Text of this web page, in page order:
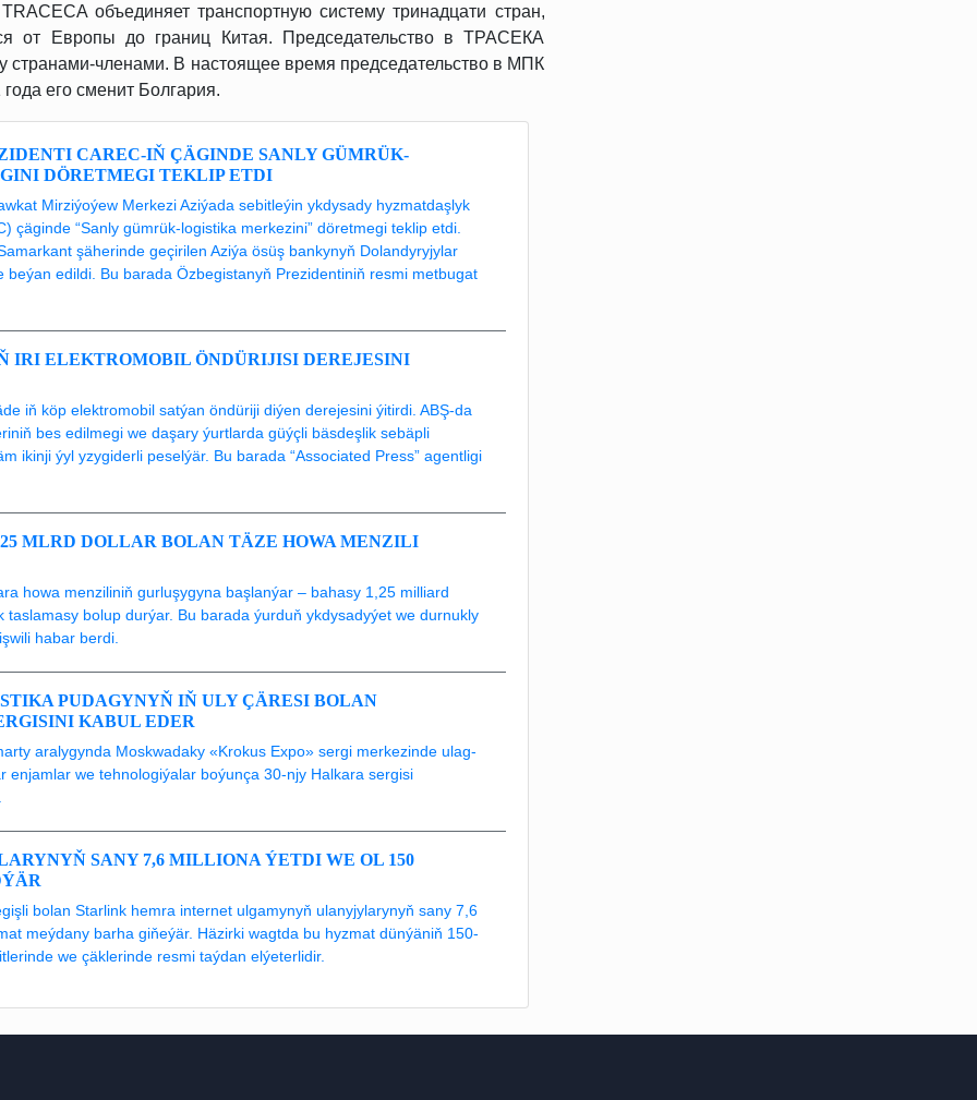
объединяет транспортную систему тринадцати стран,
от Европы до границ Китая. Председательство в ТРАСЕКА
странами-членами. В настоящее время председательство в МПК
его сменит Болгария.
CAREC-IŇ ÇÄGINDE SANLY GÜMRÜK-
DÖRETMEGI TEKLIP ETDI
Mirziýoýew Merkezi Aziýada sebitleýin ykdysady hyzmatdaşlyk
çäginde “Sanly gümrük-logistika merkezini” döretmegi teklip etdi.
şäherinde geçirilen Aziýa ösüş bankynyň Dolandyryjylar
beýan edildi. Bu barada Özbegistanyň Prezidentiniň resmi metbugat
IRI ELEKTROMOBIL ÖNDÜRIJISI DEREJESINI
iň köp elektromobil satýan öndüriji diýen derejesini ýitirdi. ABŞ-da
bes edilmegi we daşary ýurtlarda güýçli bäsdeşlik sebäpli
ikinji ýyl yzygiderli peselýär. Bu barada “Associated Press” agentligi
MLRD DOLLAR BOLAN TÄZE HOWA MENZILI
howa menziliniň gurluşygyna başlanýar – bahasy 1,25 milliard
taslamasy bolup durýar. Bu barada ýurduň ykdysadyýet we durnukly
habar berdi.
PUDAGYNYŇ IŇ ULY ÇÄRESI BOLAN
KABUL EDER
aralygynda Moskwadaky «Krokus Expo» sergi merkezinde ulag-
enjamlar we tehnologiýalar boýunça 30-njy Halkara sergisi
SANY 7,6 MILLIONA ÝETDI WE OL 150
bolan Starlink hemra internet ulgamynyň ulanyjylarynyň sany 7,6
meýdany barha giňeýär. Häzirki wagtda bu hyzmat dünýäniň 150-
we çäklerinde resmi taýdan elýeterlidir.